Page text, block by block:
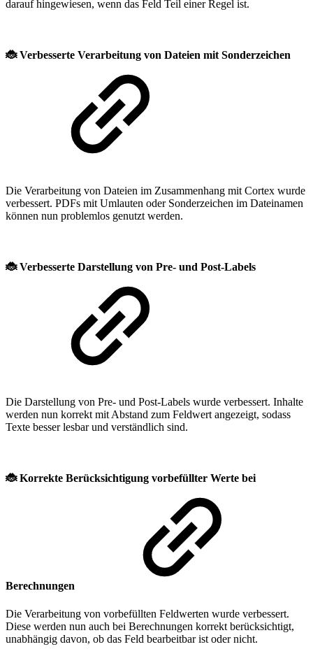
darauf hingewiesen, wenn das Feld Teil einer Regel ist.
🐞Verbesserte Verarbeitung von Dateien mit Sonderzeichen
Die Verarbeitung von Dateien im Zusammenhang mit Cortex wurde
verbessert. PDFs mit Umlauten oder Sonderzeichen im Dateinamen
können nun problemlos genutzt werden.
🐞Verbesserte Darstellung von Pre- und Post-Labels
Die Darstellung von Pre- und Post-Labels wurde verbessert. Inhalte
werden nun korrekt mit Abstand zum Feldwert angezeigt, sodass
Texte besser lesbar und verständlich sind.
🐞Korrekte Berücksichtigung vorbefüllter Werte bei
Berechnungen
Die Verarbeitung von vorbefüllten Feldwerten wurde verbessert.
Diese werden nun auch bei Berechnungen korrekt berücksichtigt,
unabhängig davon, ob das Feld bearbeitbar ist oder nicht.